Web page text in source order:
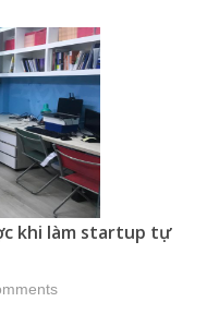
khi làm startup tự